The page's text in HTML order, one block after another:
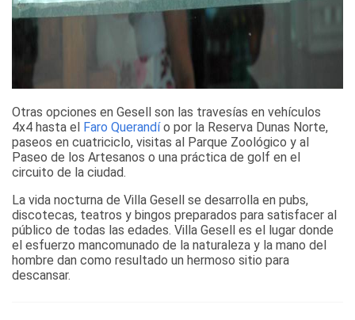
Otras opciones en Gesell son las travesías en vehículos
4x4 hasta el Faro Querandío por la Reserva Dunas Norte,
paseos en cuatriciclo, visitas al Parque Zoológico y al
Paseo de los Artesanos o una práctica de golf en el
circuito de la ciudad.
La vida nocturna de Villa Gesell se desarrolla en pubs,
discotecas, teatros y bingos preparados para satisfacer al
público de todas las edades. Villa Gesell es el lugar donde
el esfuerzo mancomunado de la naturaleza y la mano del
hombre dan como resultado un hermoso sitio para
descansar.